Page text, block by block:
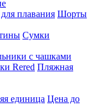
плавания Шорты
Сумки
с чашками
Rered Пляжная
единица Цена до